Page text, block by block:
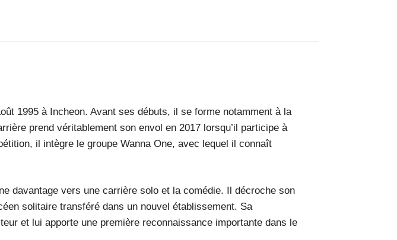
1995 à Incheon. Avant ses débuts, il se forme notamment à la
prend véritablement son envol en 2017 lorsqu’il participe à
il intègre le groupe Wanna One, avec lequel il connaît
davantage vers une carrière solo et la comédie. Il décroche son
solitaire transféré dans un nouvel établissement. Sa
et lui apporte une première reconnaissance importante dans le